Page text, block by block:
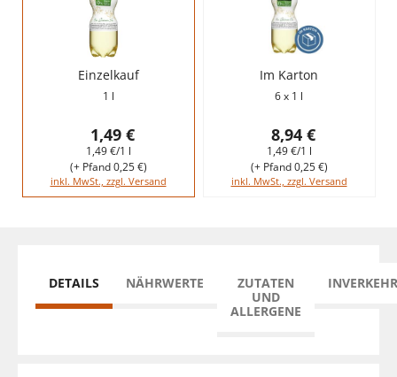
Einzelkauf
1 l
1,49 €
1,49 €/1 l
inkl. MwSt., zzgl. Versand
(+ Pfand 0,25 €)
Im Karton
6 x 1 l
8,94 €
1,49 €/1 l
inkl. MwSt., zzgl. Versand
(+ Pfand 0,25 €)
DETAILS NÄHRWERTE
ZUTATEN
UND
ALLERGENE